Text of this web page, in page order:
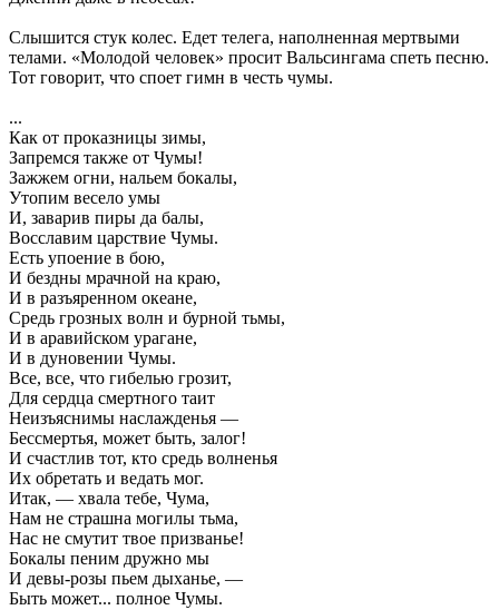
Слышится стук колес. Едет телега, наполненная мертвыми
телами. «Молодой человек» просит Вальсингама спеть песню.
Тот говорит, что споет гимн в честь чумы.
...
Как от проказницы зимы,
Запремся также от Чумы!
Зажжем огни, нальем бокалы,
Утопим весело умы
И, заварив пиры да балы,
Восславим царствие Чумы.
Есть упоение в бою,
И бездны мрачной на краю,
И в разъяренном океане,
Средь грозных волн и бурной тьмы,
И в аравийском урагане,
И в дуновении Чумы.
Все, все, что гибелью грозит,
Для сердца смертного таит
Неизъяснимы наслажденья —
Бессмертья, может быть, залог!
И счастлив тот, кто средь волненья
Их обретать и ведать мог.
Итак, — хвала тебе, Чума,
Нам не страшна могилы тьма,
Нас не смутит твое призванье!
Бокалы пеним дружно мы
И девы-розы пьем дыханье, —
Быть может... полное Чумы.